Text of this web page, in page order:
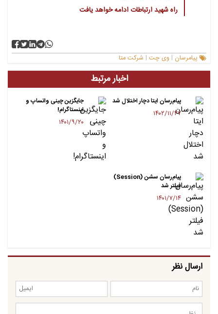
راه شهید ارتباطات ادامه خواهد یافت
پیامرسان | وی چت | شرکت متا
اخبار مرتبط
پیام‌رسان ایتا دچار اختلال شد
۱۴۰۲/۱۱/۲۷
جایگزین چینی واتساپ و
اینستاگرام!
۱۴۰۱/۹/۲۰
پیام‌رسان سشن (Session)
فیلتر شد
۱۴۰۱/۷/۱۴
ارسال نظر